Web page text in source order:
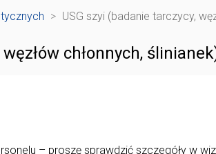
> USG szyi (badanie tarczycy,
chłonnych,
– proszę sprawdzić szczegóły w